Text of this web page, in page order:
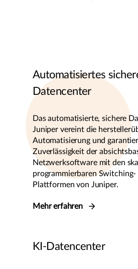
Automatisiertes
Datencenter
Das automatisierte, sichere
Juniper vereint die
Automatisierung und
Zuverlässigkeit der
Netzwerksoftware mit den
programmierbaren Switching-
Plattformen von Juniper.
Mehr erfahren
KI-Datencenter